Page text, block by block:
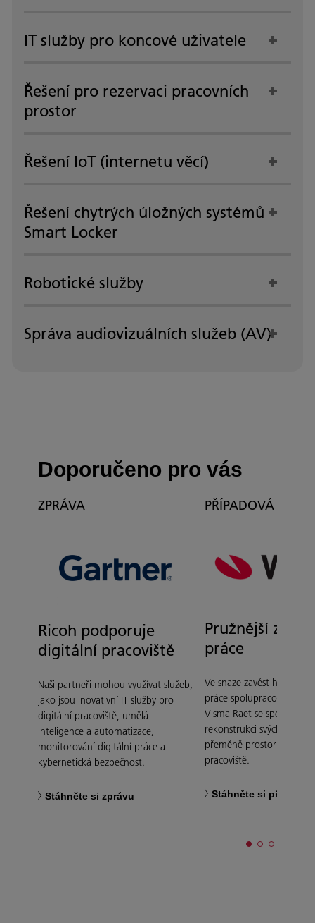
IT služby pro koncové uživatele
Řešení pro rezervaci pracovních
prostor
Řešení IoT (internetu věcí)
Řešení chytrých úložných systémů
Smart Locker
Robotické služby
Správa audiovizuálních služeb (AV)
Doporučeno pro vás
ZPRÁVA
Ricoh podporuje
digitální pracoviště
Naši partneři mohou využívat služeb,
jako jsou inovativní IT služby pro
digitální pracoviště, umělá
inteligence a automatizace,
monitorování digitální práce a
kybernetická bezpečnost.
Stáhněte si zprávu
PŘÍPADOVÁ
Pružnější
práce
Ve snaze zavést hybridní
práce spolupracovala
Visma Raet se
rekonstrukci svých
přeměně prostor na
pracoviště.
Stáhněte si